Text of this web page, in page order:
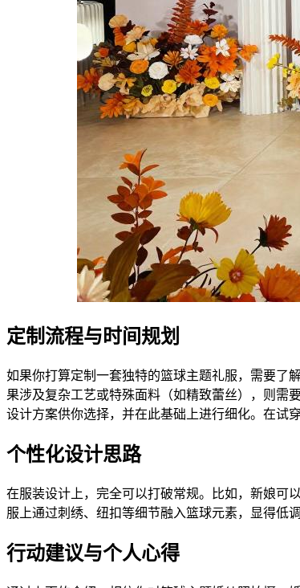
定制流程与时间规划
如果你打算定制一套独特的篮球主题礼服，需要了
果涉及复杂工艺或特殊面料（如精致蕾丝），则需
设计方案供你选择，并在此基础上进行细化。在试
个性化设计思路
在服装设计上，完全可以打破常规。比如，新娘可
服上通过刺绣、纽扣等细节融入篮球元素，显得低
行动建议与个人心得